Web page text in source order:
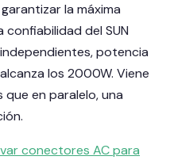
la máxima
del SUN
potencia
los 2000W. Viene
en paralelo, una
conectores AC para